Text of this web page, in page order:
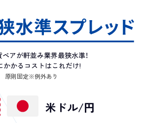
アが軒並み業界最狭水準！
かかるコストはこれだけ!
原則固定※例外あり
米ドル/円